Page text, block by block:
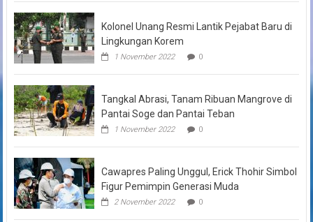
Kolonel Unang Resmi Lantik Pejabat Baru di
Lingkungan Korem
1 November 2022 0
Tangkal Abrasi, Tanam Ribuan Mangrove di
Pantai Soge dan Pantai Teban
1 November 2022 0
Cawapres Paling Unggul, Erick Thohir Simbol
Figur Pemimpin Generasi Muda
2 November 2022 0